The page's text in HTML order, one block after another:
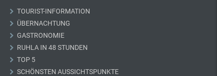
TOURIST-INFORMATION
ÜBERNACHTUNG
GASTRONOMIE
RUHLA IN 48 STUNDEN
TOP 5
SCHÖNSTEN AUSSICHTSPUNKTE